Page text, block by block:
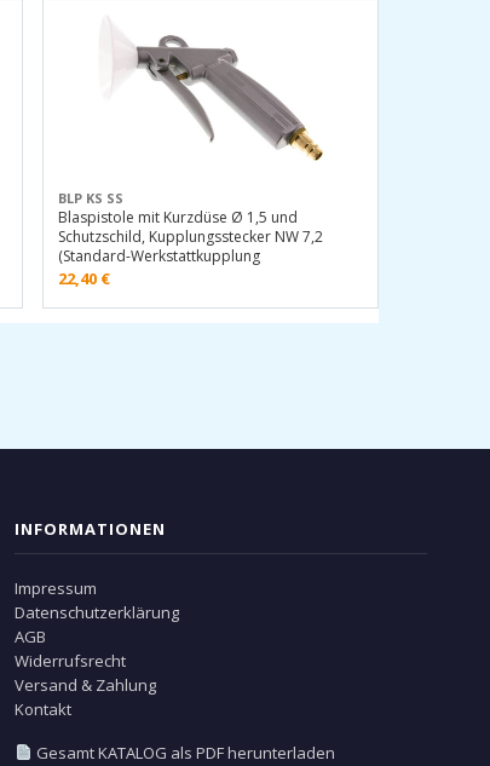
BLP KS SS
Blaspistole mit Kurzdüse Ø 1,5 und
Schutzschild, Kupplungsstecker NW 7,2
(Standard-Werkstattkupplung
22,40 €
INFORMATIONEN
Impressum
Datenschutzerklärung
AGB
Widerrufsrecht
Versand & Zahlung
Kontakt
Gesamt KATALOG als PDF herunterladen